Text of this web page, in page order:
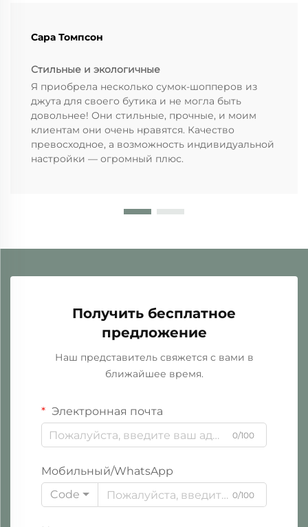
Сара Томпсон
Стильные и экологичные
Я приобрела несколько сумок-шопперов из
джута для своего бутика и не могла быть
довольнее! Они стильные, прочные, и моим
клиентам они очень нравятся. Качество
превосходное, а возможность индивидуальной
настройки — огромный плюс.
Получить бесплатное
предложение
Наш представитель свяжется с вами в
ближайшее время.
Электронная почта
0/100
Мобильный/WhatsApp
Code
0/100